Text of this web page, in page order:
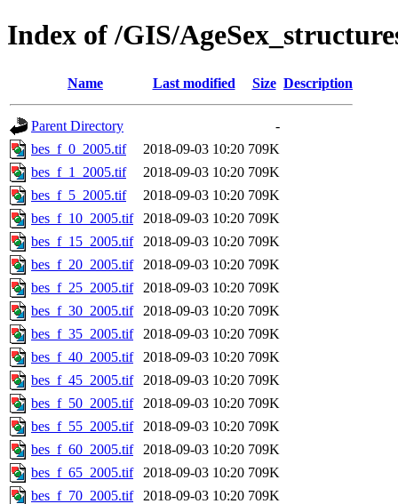
Index of /GIS/
Name Last modified Size Description
Parent Directory
-
bes_f_0_2005.tif
2018-09-03 10:20 709K
bes_f_1_2005.tif
2018-09-03 10:20 709K
bes_f_5_2005.tif
2018-09-03 10:20 709K
bes_f_10_2005.tif
2018-09-03 10:20 709K
bes_f_15_2005.tif
2018-09-03 10:20 709K
bes_f_20_2005.tif
2018-09-03 10:20 709K
bes_f_25_2005.tif
2018-09-03 10:20 709K
bes_f_30_2005.tif
2018-09-03 10:20 709K
bes_f_35_2005.tif
2018-09-03 10:20 709K
bes_f_40_2005.tif
2018-09-03 10:20 709K
bes_f_45_2005.tif
2018-09-03 10:20 709K
bes_f_50_2005.tif
2018-09-03 10:20 709K
bes_f_55_2005.tif
2018-09-03 10:20 709K
bes_f_60_2005.tif
2018-09-03 10:20 709K
bes_f_65_2005.tif
2018-09-03 10:20 709K
bes_f_70_2005.tif
2018-09-03 10:20 709K